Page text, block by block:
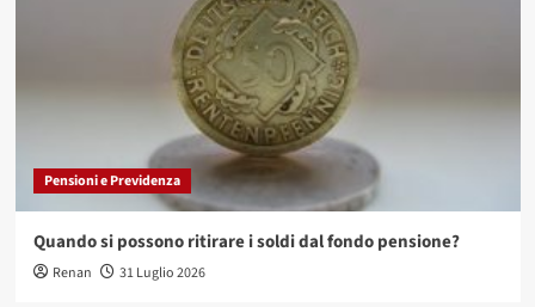
Pensioni e Previdenza
Quando si possono ritirare i soldi dal fondo pensione?
Renan 31 Luglio 2026